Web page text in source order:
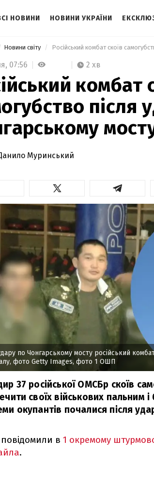
НОВИНИ НОВИНИ УКРАЇНИ
Новини світу
07:56 2 хв
комбат
після
Муринський
по Чонгарському мосту російський
фото Getty Images, фото 1 ОШП
37 російської ОМСБр скоїв
своїх військових пальним
окупантів почалися після
в 1 окремому
.